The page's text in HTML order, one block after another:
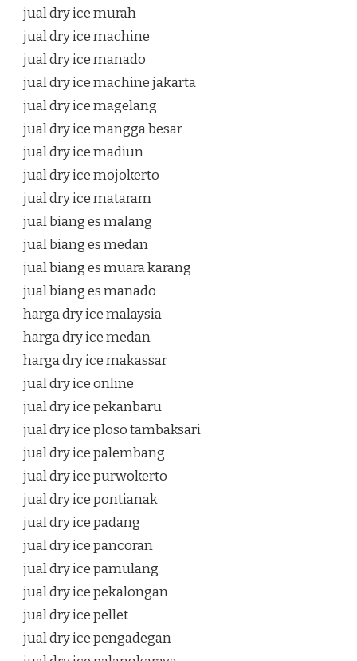
jual dry ice murah
jual dry ice machine
jual dry ice manado
jual dry ice machine jakarta
jual dry ice magelang
jual dry ice mangga besar
jual dry ice madiun
jual dry ice mojokerto
jual dry ice mataram
jual biang es malang
jual biang es medan
jual biang es muara karang
jual biang es manado
harga dry ice malaysia
harga dry ice medan
harga dry ice makassar
jual dry ice online
jual dry ice pekanbaru
jual dry ice ploso tambaksari
jual dry ice palembang
jual dry ice purwokerto
jual dry ice pontianak
jual dry ice padang
jual dry ice pancoran
jual dry ice pamulang
jual dry ice pekalongan
jual dry ice pellet
jual dry ice pengadegan